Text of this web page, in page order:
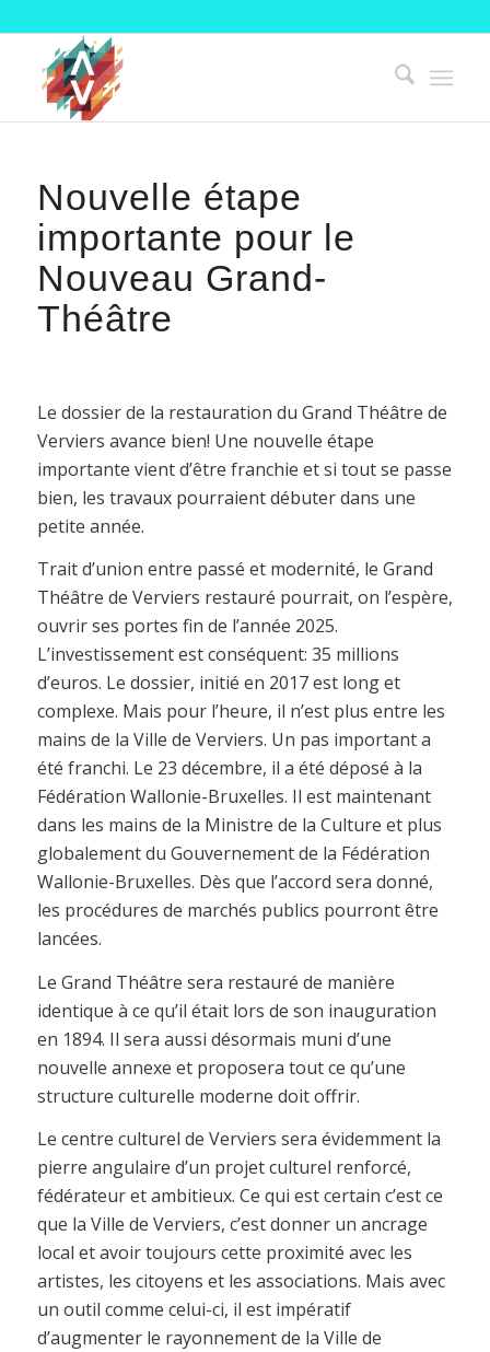
Nouvelle étape
importante pour le
Nouveau Grand-
Théâtre
Le dossier de la restauration du Grand Théâtre de
Verviers avance bien! Une nouvelle étape
importante vient d’être franchie et si tout se passe
bien, les travaux pourraient débuter dans une
petite année.
Trait d’union entre passé et modernité, le Grand
Théâtre de Verviers restauré pourrait, on l’espère,
ouvrir ses portes fin de l’année 2025.
L’investissement est conséquent: 35 millions
d’euros. Le dossier, initié en 2017 est long et
complexe. Mais pour l’heure, il n’est plus entre les
mains de la Ville de Verviers. Un pas important a
été franchi. Le 23 décembre, il a été déposé à la
Fédération Wallonie-Bruxelles. Il est maintenant
dans les mains de la Ministre de la Culture et plus
globalement du Gouvernement de la Fédération
Wallonie-Bruxelles. Dès que l’accord sera donné,
les procédures de marchés publics pourront être
lancées.
Le Grand Théâtre sera restauré de manière
identique à ce qu’il était lors de son inauguration
en 1894. Il sera aussi désormais muni d’une
nouvelle annexe et proposera tout ce qu’une
structure culturelle moderne doit offrir.
Le centre culturel de Verviers sera évidemment la
pierre angulaire d’un projet culturel renforcé,
fédérateur et ambitieux. Ce qui est certain c’est ce
que la Ville de Verviers, c’est donner un ancrage
local et avoir toujours cette proximité avec les
artistes, les citoyens et les associations. Mais avec
un outil comme celui-ci, il est impératif
d’augmenter le rayonnement de la Ville de